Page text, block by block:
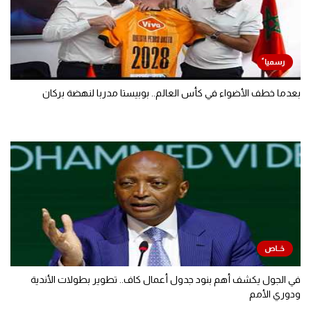
بعدما خطف الأضواء في كأس العالم.. بوبيستا مدربا لنهضة بركان
في الجول يكشف أهم بنود جدول أعمال كاف.. تطوير بطولات الأندية
ودوري الأمم